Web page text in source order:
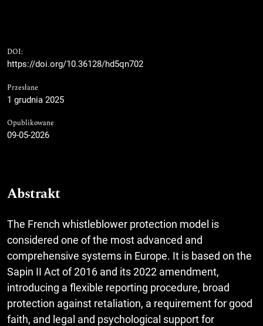
DOI:
https://doi.org/10.36128/hd5qn702
Przesłane
1 grudnia 2025
Opublikowane
09-05-2026
Abstrakt
The French whistleblower protection model is
considered one of the most advanced and
comprehensive systems in Europe. It is based on the
Sapin II Act of 2016 and its 2022 amendment,
introducing a flexible reporting procedure, broad
protection against retaliation, a requirement for good
faith, and legal and psychological support for